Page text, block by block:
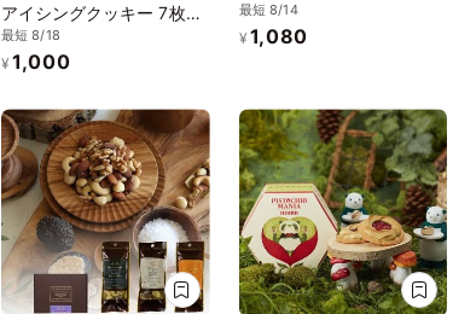
アイシングクッキー 7枚入
り
最短 8/18
¥ 1,000
最短 8/14
¥ 1,080